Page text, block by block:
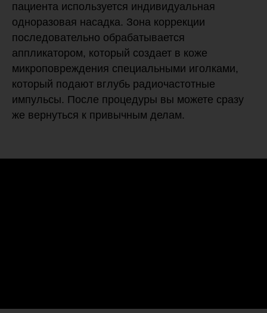
пациента используется индивидуальная
одноразовая насадка. Зона коррекции
последовательно обрабатывается
аппликатором, который создает в коже
микроповреждения специальными иголками,
который подают вглубь радиочастотные
импульсы. После процедуры вы можете сразу
же вернуться к привычным делам.